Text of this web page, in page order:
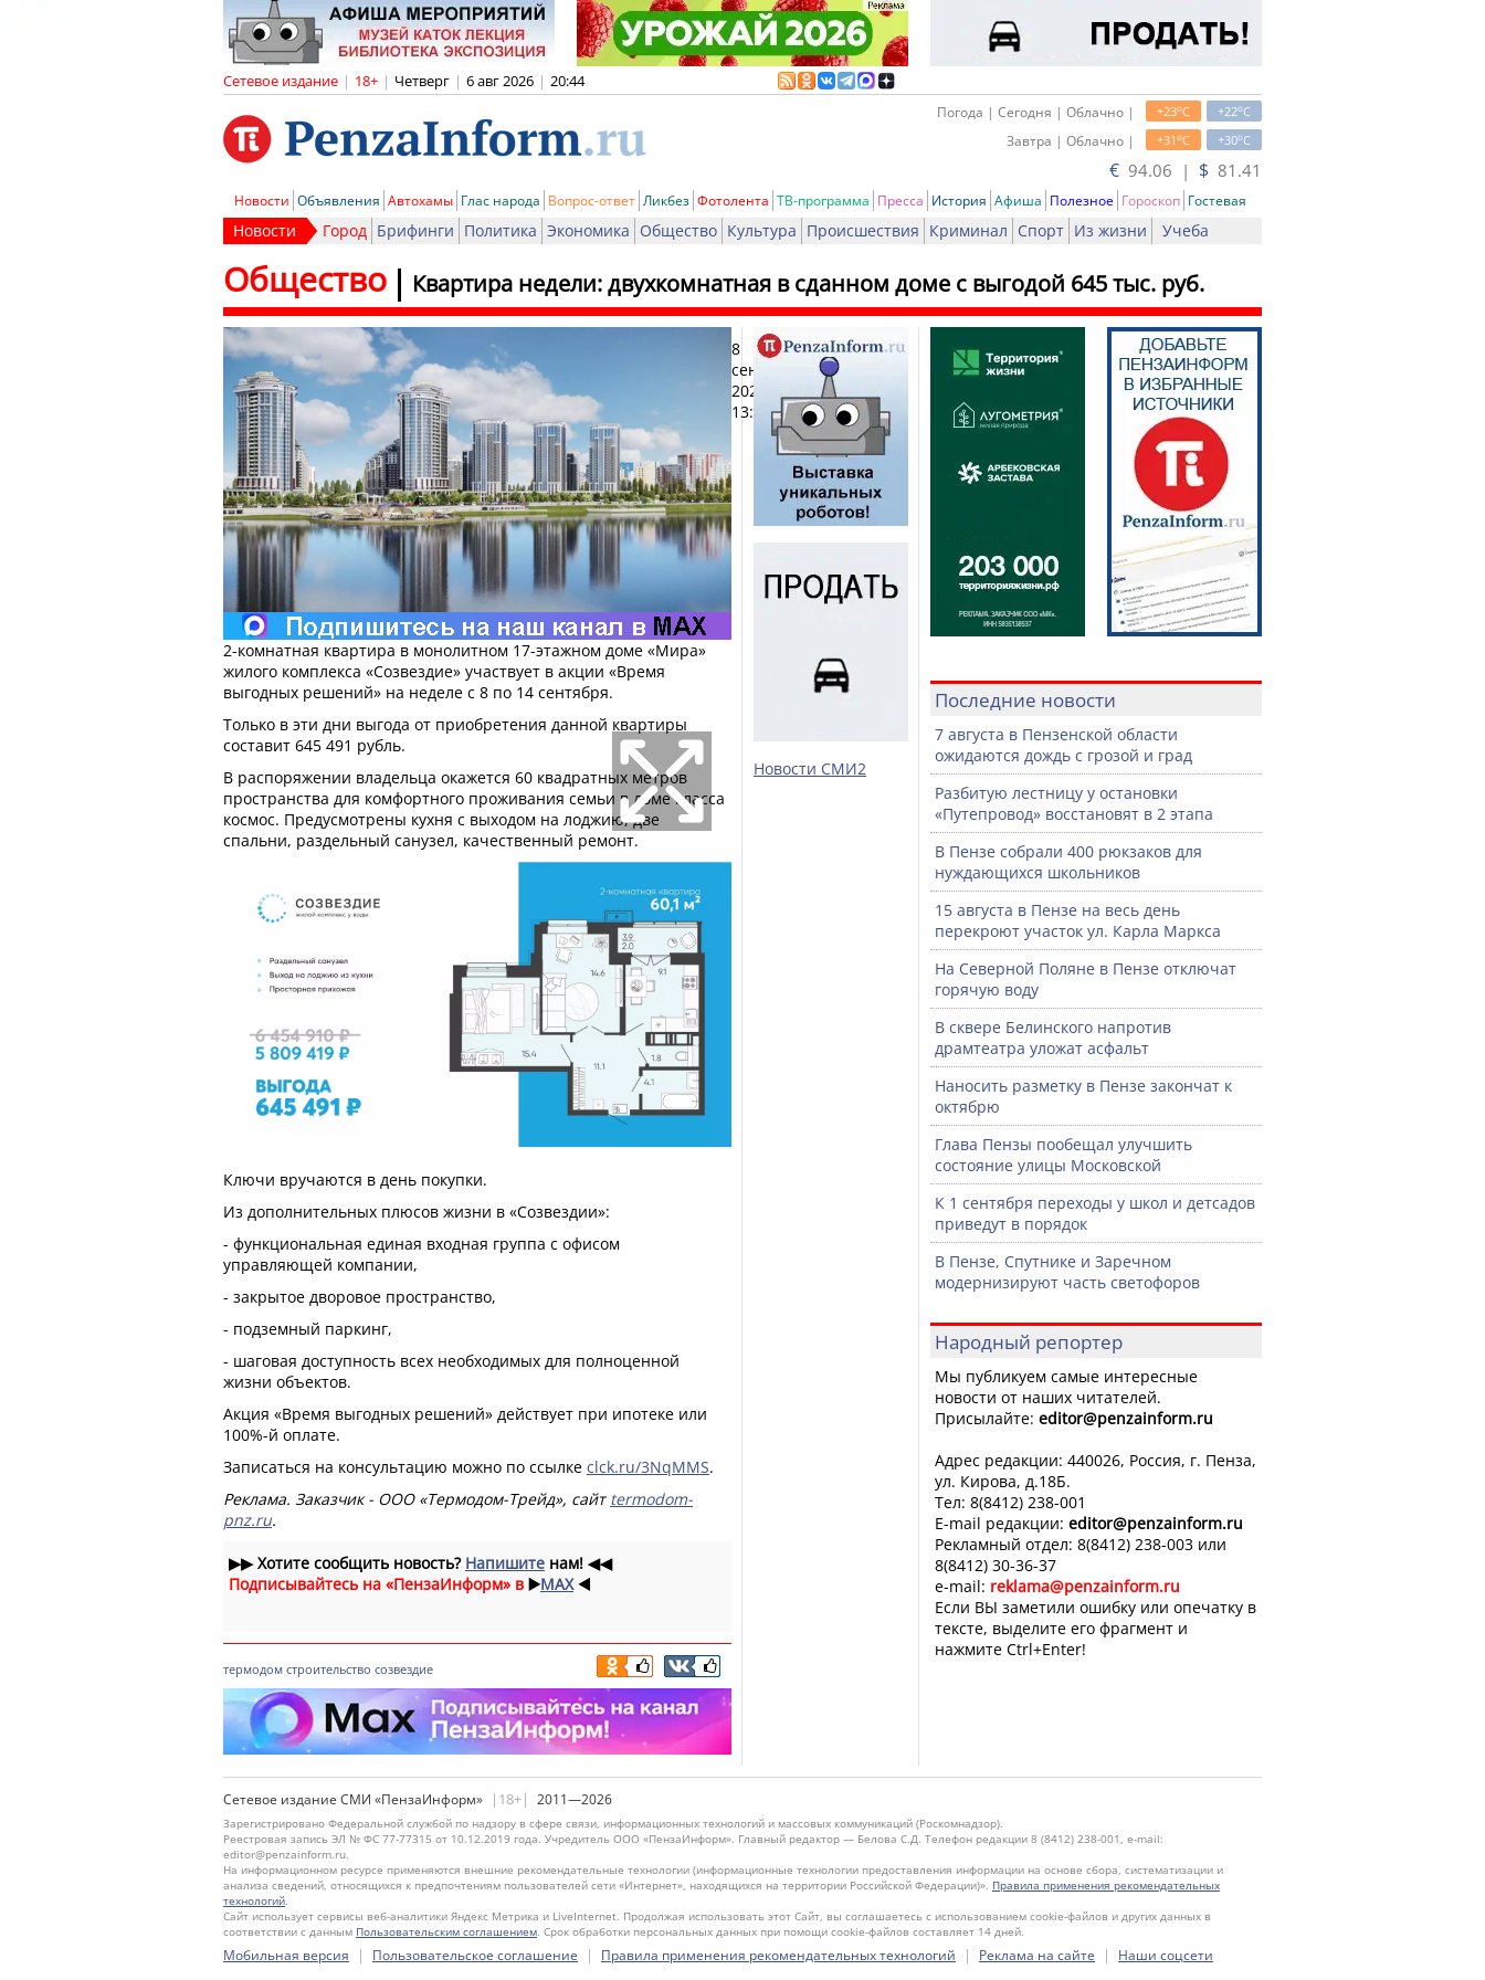
Сетевое издание | 18+ | Четверг | 6 авг 2026 | 20:44
+22oC
+23oC
Погода | Сегодня | Облачно |
+30oC
+31oC
Завтра | Облачно |
€ 94.06 | $ 81.41
Новости Объявления Автохамы Глас народа Вопрос-ответ Ликбез Фотолента ТВ-программа Пресса История Афиша Полезное Гороскоп Гостевая
Новости Город Брифинги Политика Экономика Общество Культура Происшествия Криминал Спорт Из жизни Учеба
Квартира недели: двухкомнатная в сданном доме с выгодой 645 тыс. руб.
Общество
8
сентября
2025,
13:55
Печать
2-комнатная квартира в монолитном 17-этажном доме «Мира»
жилого комплекса «Созвездие» участвует в акции «Время
выгодных решений» на неделе с 8 по 14 сентября.
Только в эти дни выгода от приобретения данной квартиры
составит 645 491 рубль.
В распоряжении владельца окажется 60 квадратных метров
пространства для комфортного проживания семьи в доме класса
космос. Предусмотрены кухня с выходом на лоджию, две
спальни, раздельный санузел, качественный ремонт.
Ключи вручаются в день покупки.
Из дополнительных плюсов жизни в «Созвездии»:
- функциональная единая входная группа с офисом
управляющей компании,
- закрытое дворовое пространство,
- подземный паркинг,
- шаговая доступность всех необходимых для полноценной
жизни объектов.
Акция «Время выгодных решений» действует при ипотеке или
100%-й оплате.
Записаться на консультацию можно по ссылке clck.ru/3NqMMS.
Реклама. Заказчик - ООО «Термодом-Трейд», сайт termodom-
pnz.ru.
▶▶Хотите сообщить новость? Напишите нам! ◀◀
Подписывайтесь на «ПензаИнформ» в ▶️MAX ◀️
термодом строительство созвездие
Новости СМИ2
Последние новости
7 августа в Пензенской области
ожидаются дождь с грозой и град
Разбитую лестницу у остановки
«Путепровод» восстановят в 2 этапа
В Пензе собрали 400 рюкзаков для
нуждающихся школьников
15 августа в Пензе на весь день
перекроют участок ул. Карла Маркса
На Северной Поляне в Пензе отключат
горячую воду
В сквере Белинского напротив
драмтеатра уложат асфальт
Наносить разметку в Пензе закончат к
октябрю
Глава Пензы пообещал улучшить
состояние улицы Московской
К 1 сентября переходы у школ и детсадов
приведут в порядок
В Пензе, Спутнике и Заречном
модернизируют часть светофоров
Народный репортер
Мы публикуем самые интересные
новости от наших читателей.
Присылайте: editor@penzainform.ru
Адрес редакции: 440026, Россия, г. Пенза,
ул. Кирова, д.18Б.
Тел: 8(8412) 238-001
E-mail редакции: editor@penzainform.ru
Рекламный отдел: 8(8412) 238-003 или
8(8412) 30-36-37
e-mail: reklama@penzainform.ru
Если ВЫ заметили ошибку или опечатку в
тексте, выделите его фрагмент и
нажмите Ctrl+Enter!
Сетевое издание СМИ «ПензаИнформ» |18+| 2011—2026
Зарегистрировано Федеральной службой по надзору в сфере связи, информационных технологий и массовых коммуникаций (Роскомнадзор).
Реестровая запись ЭЛ № ФС 77-77315 от 10.12.2019 года. Учредитель ООО «ПензаИнформ». Главный редактор — Белова С.Д. Телефон редакции 8 (8412) 238-001, e-mail:
editor@penzainform.ru.
На информационном ресурсе применяются внешние рекомендательные технологии (информационные технологии предоставления информации на основе сбора, систематизации и
анализа сведений, относящихся к предпочтениям пользователей сети «Интернет», находящихся на территории Российской Федерации)». Правила применения рекомендательных
технологий.
Сайт использует сервисы веб-аналитики Яндекс Метрика и LiveInternet. Продолжая использовать этот Сайт, вы соглашаетесь с использованием cookie-файлов и других данных в
соответствии с данным Пользовательским соглашением. Срок обработки персональных данных при помощи cookie-файлов составляет 14 дней.
Мобильная версия | Пользовательское соглашение | Правила применения рекомендательных технологий | Реклама на сайте | Наши соцсети